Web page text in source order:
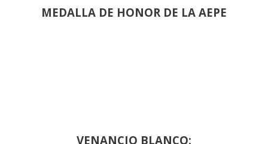
MEDALLA DE HONOR DE LA AEPE
VENANCIO BLANCO: